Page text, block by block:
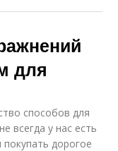
для
способов для
всегда у нас есть
дорогое